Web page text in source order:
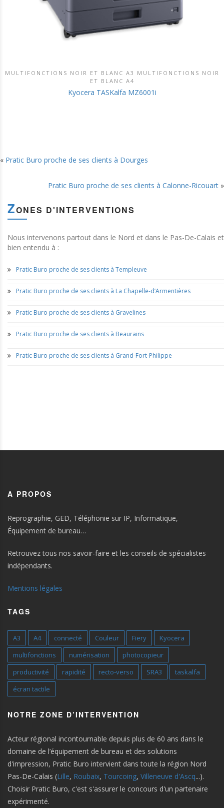
DÉCOUVRIR CE PRODUIT
MULTIFONCTIONS NOIR ET BLANC A3 MULTIFONCTIONS NOIR
ET BLANC A4
Kyocera TASKalfa MZ6001i
« Pratic Buro proche de ses clients à Dourges
Pratic Buro proche de ses clients à Calonne-Ricouart »
ZONES D'INTERVENTIONS
Nous intervenons partout dans le Nord et dans le Pas-De-Calais et
bien entendu à :
Pratic Buro proche de ses clients à Templeuve
Pratic Buro proche de ses clients à La Chapelle-d’Armentières
Pratic Buro proche de ses clients à Gravelines
Pratic Buro proche de ses clients à Beaurains
Pratic Buro proche de ses clients à Grand-Fort-Philippe
A PROPOS
Reprographie, GED, Téléphonie sur IP, Informatique,
Équipement de bureau…
Retrouvez tous nos savoir-faire et les conseils de spécialistes
indépendants.
Mentions légales
TAGS
A3 A4 connecté Couleur Fiery
Kyocera
multifonctions
numérisation
photocopieur
productivité
rapidité recto-verso SRA3
taskalfa
écran tactile
NOTRE ZONE D’INTERVENTION
Acteur régional incontournable depuis plus de 60 ans dans le
domaine de l’équipement de bureau et des solutions
d'impression, Pratic Buro intervient dans toute la région Nord
Pas-De-Calais (Lille, Roubaix, Tourcoing, Villeneuve d'Ascq...).
Choisir Pratic Buro, c'est s'assurer le concours d'un partenaire
expérimenté.